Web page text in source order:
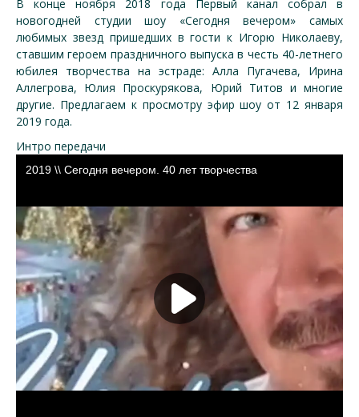
В конце ноября 2018 года Первый канал собрал в
новогодней студии шоу «Сегодня вечером» самых
любимых звезд пришедших в гости к Игорю Николаеву,
ставшим героем праздничного выпуска в честь 40-летнего
юбилея творчества на эстраде: Алла Пугачева, Ирина
Аллегрова, Юлия Проскурякова, Юрий Титов и многие
другие. Предлагаем к просмотру эфир шоу от 12 января
2019 года.
Интро передачи